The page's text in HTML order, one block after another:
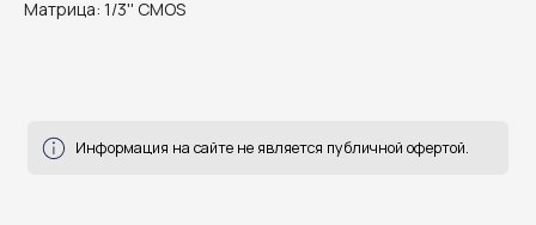
Матрица: 1/3'' CMOS
Доставка, способы